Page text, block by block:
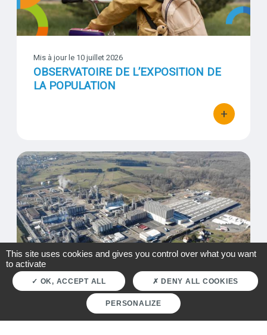
Mis à jour le 10 juillet 2026
OBSERVATOIRE DE L’EXPOSITION DE
LA POPULATION
+
bouton
Qualité de l'air : campagne de mesures autour d'INEOS
Visuel
This site uses cookies and gives you control over what you want
to activate
OK, ACCEPT ALL DENY ALL COOKIES
PERSONALIZE